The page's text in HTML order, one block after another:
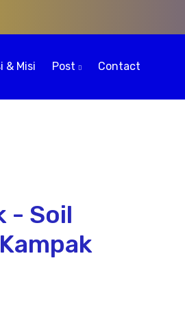
& Misi Post Contact
- Soil